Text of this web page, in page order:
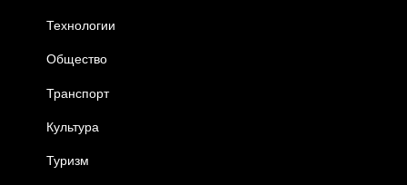
Технологии
Общество
Транспорт
Культура
Туризм